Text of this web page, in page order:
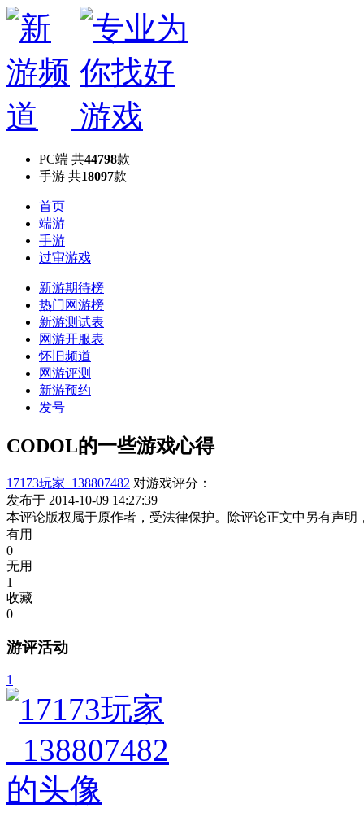
PC端 共44798款
手游 共18097款
首页
端游
手游
过审游戏
新游期待榜
热门网游榜
新游测试表
网游开服表
怀旧频道
网游评测
新游预约
发号
CODOL的一些游戏心得
17173玩家_138807482 对游戏评分：
发布于 2014-10-09 14:27:39
本评论版权属于原作者，受法律保护。除评论正文中另有声
有用
0
无用
1
收藏
0
游评活动
1